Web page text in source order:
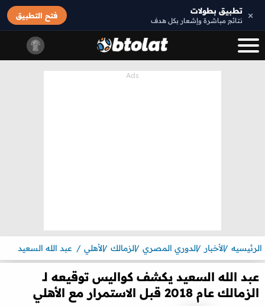
× تطبيق بطولات
نتائج مباشرة وإشعار بكل هدف
فتح التطبيق
الرئيسيه الأخبار الدوري المصري الزمالك الأهلي عبد الله السعيد
عبد الله السعيد يكشف كواليس توقيعه لـ
الزمالك عام 2018 قبل الاستمرار مع الأهلي